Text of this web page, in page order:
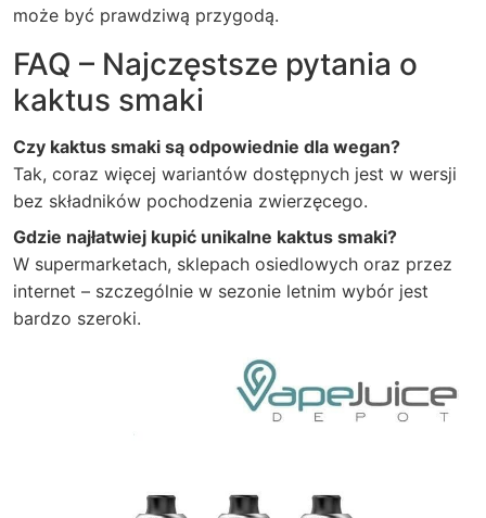
może być prawdziwą przygodą.
FAQ – Najczęstsze pytania o
kaktus smaki
Czy kaktus smaki są odpowiednie dla wegan?
Tak, coraz więcej wariantów dostępnych jest w wersji
bez składników pochodzenia zwierzęcego.
Gdzie najłatwiej kupić unikalne kaktus smaki?
W supermarketach, sklepach osiedlowych oraz przez
internet – szczególnie w sezonie letnim wybór jest
bardzo szeroki.